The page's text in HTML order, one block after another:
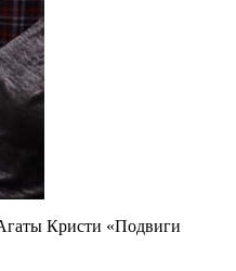
Кристи «Подвиги